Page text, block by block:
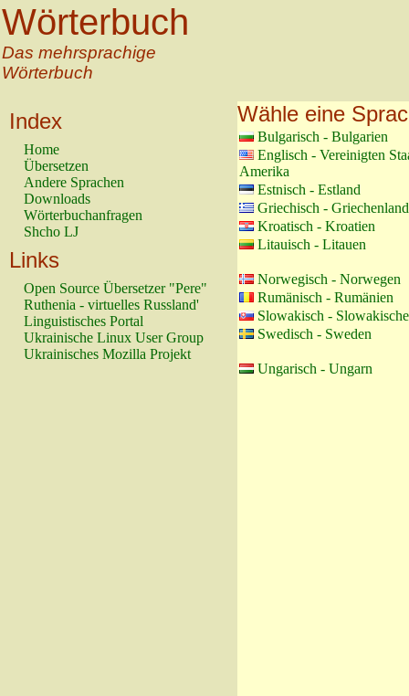
Wörterbuch
Das mehrsprachige
Wörterbuch
Index
Home
Übersetzen
Andere Sprachen
Downloads
Wörterbuchanfragen
Shcho LJ
Links
Open Source Übersetzer "Pere"
Ruthenia - virtuelles Russland'
Linguistisches Portal
Ukrainische Linux User Group
Ukrainisches Mozilla Projekt
Wähle eine
Bulgarisch - Bulgarien
Englisch - Vereinigten
Amerika
Estnisch - Estland
Griechisch - Griechenland
Kroatisch - Kroatien
Litauisch - Litauen
Norwegisch - Norwegen
Rumänisch - Rumänien
Slowakisch -
Swedisch - Sweden
Ungarisch - Ungarn